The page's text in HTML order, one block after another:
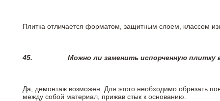
Плитка отличается форматом, защитным слоем, классом
45. Можно ли заменить испорченную плитку
Да, демонтаж возможен. Для этого необходимо обрезать
между собой материал, прижав стык к основанию.